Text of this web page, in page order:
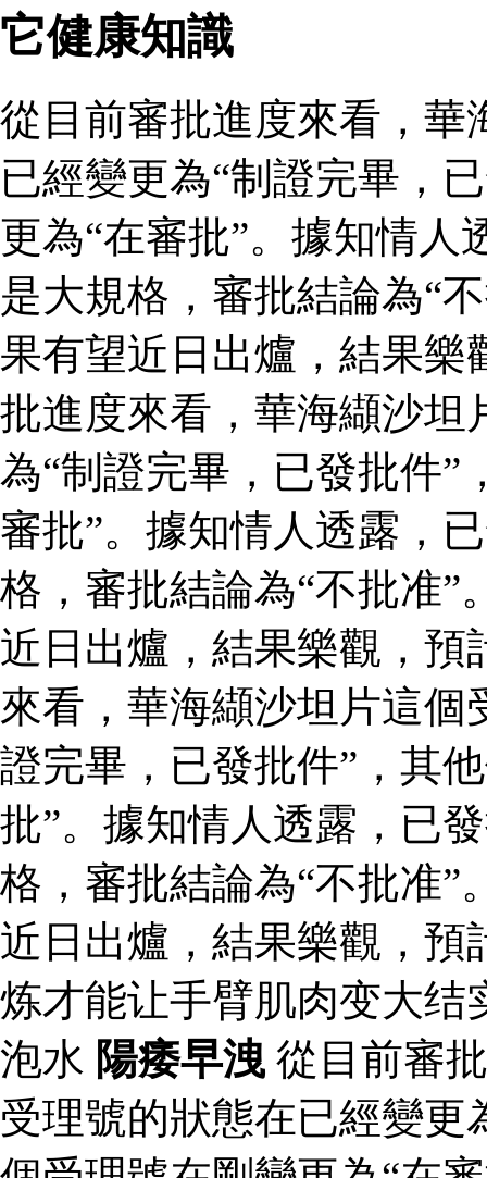
它健康知識
從目前審批進度來看，華
已經變更為“制證完畢，
更為“在審批”。據知情
是大規格，審批結論為“
果有望近日出爐，結果樂
批進度來看，華海纈沙坦
為“制證完畢，已發批件”
審批”。據知情人透露，
格，審批結論為“不批准”
近日出爐，結果樂觀，預
來看，華海纈沙坦片這個
證完畢，已發批件”，其
批”。據知情人透露，已
格，審批結論為“不批准”
近日出爐，結果樂觀，
炼才能让手臂肌肉变大
泡水 陽痿早洩 從目前審
受理號的狀態在已經變更